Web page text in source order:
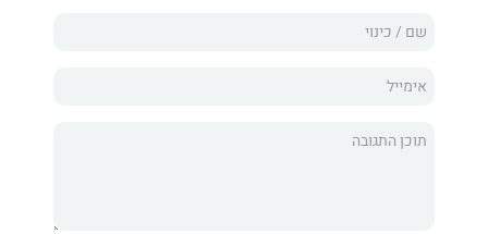
רבקה כהןהיא סופרת, צלמת ומורה.